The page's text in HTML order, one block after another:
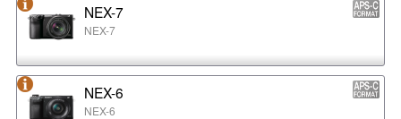
NEX-7
NEX-7
NEX-6
NEX-6